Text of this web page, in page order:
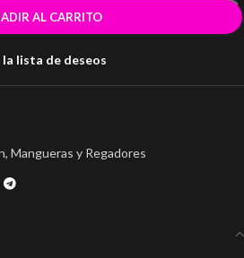
AL CARRITO
lista de deseos
, Mangueras y Regadores